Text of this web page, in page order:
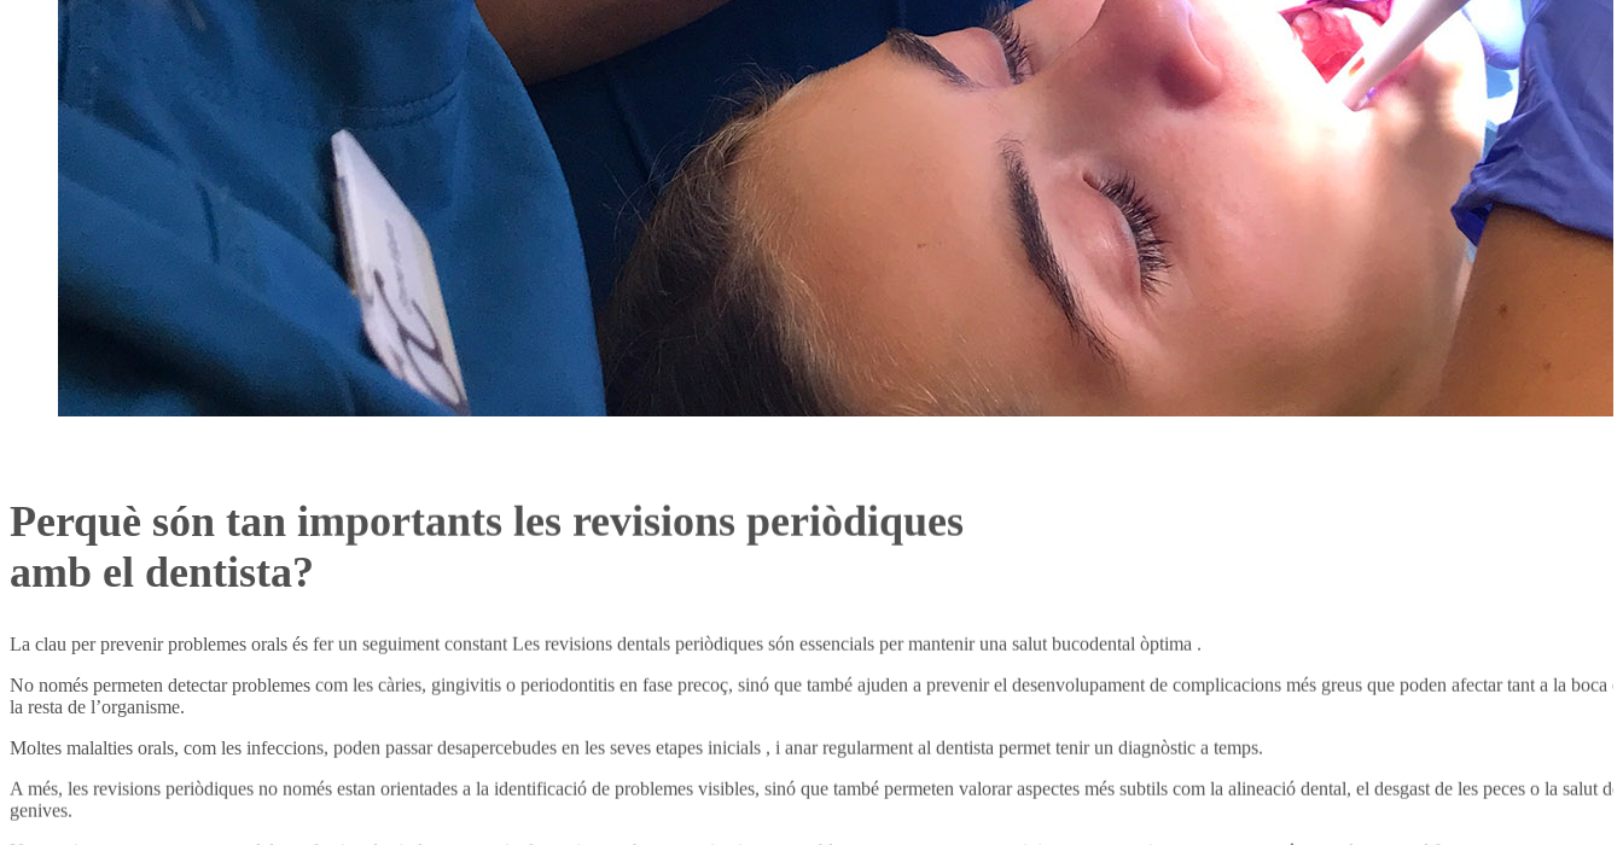
Perquè són tan importants les revisions periòdiques
amb el dentista?
La clau per prevenir problemes orals és fer un seguiment constant Les revisions dentals periòdiques són essencials per mantenir una salut bucodental òptima .
No només permeten detectar problemes com les càries, gingivitis o periodontitis en fase precoç, sinó que també ajuden a prevenir el desenvolupament de complicacions més greus que poden afectar tant a la boca
la resta de l’organisme.
Moltes malalties orals, com les infeccions, poden passar desapercebudes en les seves etapes inicials , i anar regularment al dentista permet tenir un diagnòstic a temps.
A més, les revisions periòdiques no només estan orientades a la identificació de problemes visibles, sinó que també permeten valorar aspectes més subtils com la alineació dental, el desgast de les peces o la salut
genives.